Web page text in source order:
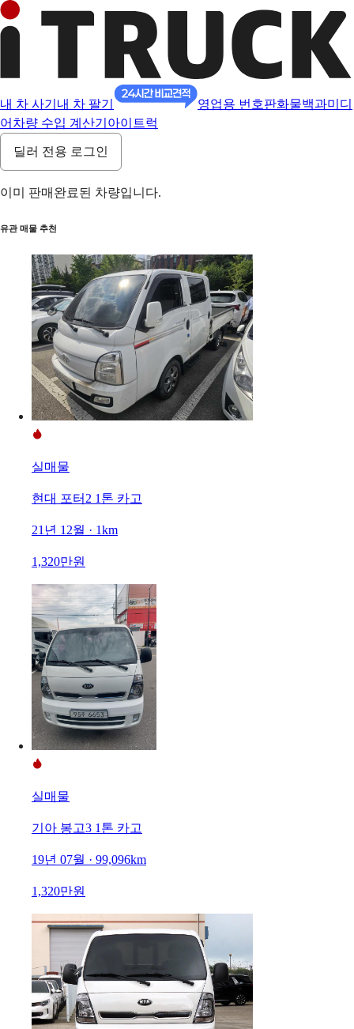
내 차 사기 내 차 팔기 영업용 번호판화물백과미디
어 차량 수입 계산기 아이트럭
딜러 전용 로그인
이미 판매완료된 차량입니다.
유관 매물 추천
실매물
현대 포터2 1톤 카고
21년 12월 · 1km
1,320만원
실매물
기아 봉고3 1톤 카고
19년 07월 · 99,096km
1,320만원